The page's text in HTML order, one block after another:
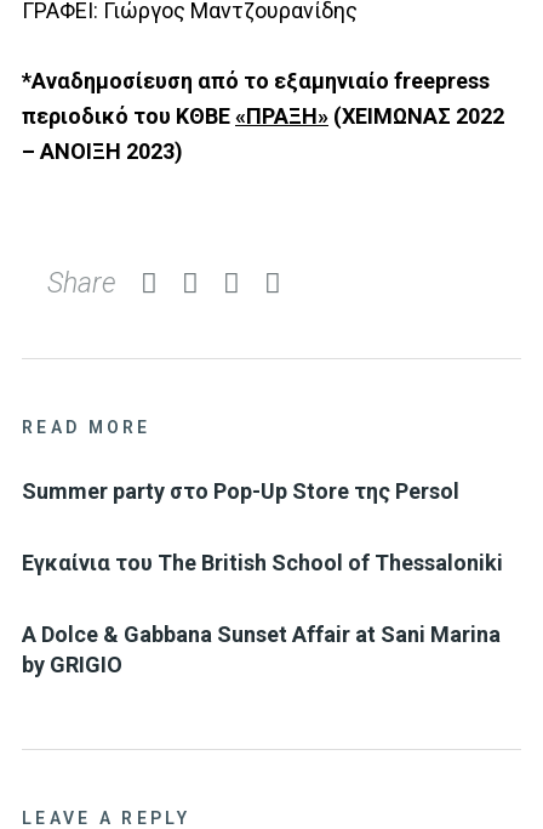
ΓΡΑΦΕΙ: Γιώργος Μαντζουρανίδης
*Αναδημοσίευση από το εξαμηνιαίο freepress
περιοδικό του ΚΘΒΕ«ΠΡΑΞΗ» (ΧΕΙΜΩΝΑΣ 2022
– ΑΝΟΙΞΗ 2023)
Share
READ MORE
Summer party στο Pop-Up Store της Persol
Eγκαίνια του The British School of Thessaloniki
A Dolce & Gabbana Sunset Affair at Sani Marina
by GRIGIO
LEAVE A REPLY